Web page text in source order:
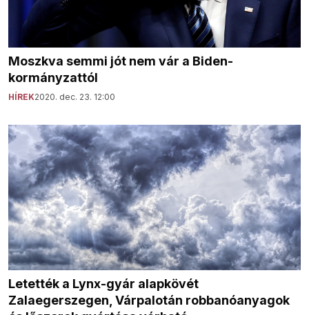
Moszkva semmi jót nem vár a Biden-
kormányzattól
HÍREK2020. dec. 23. 12:00
Letették a Lynx-gyár alapkövét
Zalaegerszegen, Várpalotán robbanóanyagok